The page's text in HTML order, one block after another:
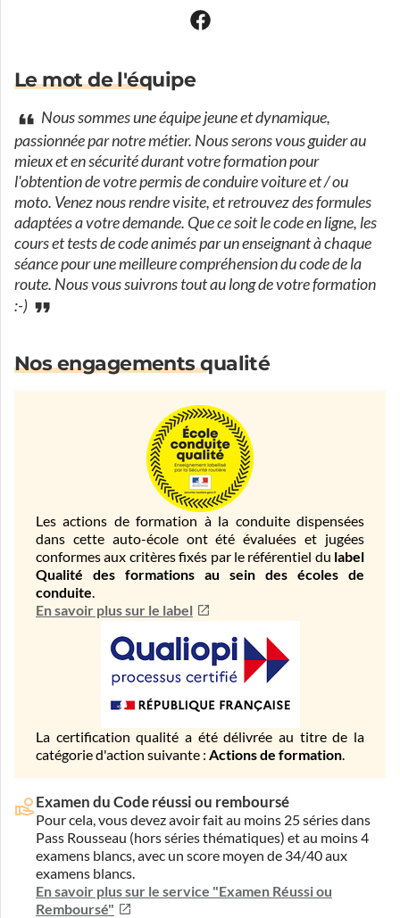
Le mot de l'équipe
Nous sommes une équipe jeune et dynamique,
passionnée par notre métier. Nous serons vous guider au
mieux et en sécurité durant votre formation pour
l'obtention de votre permis de conduire voiture et / ou
moto. Venez nous rendre visite, et retrouvez des formules
adaptées a votre demande. Que ce soit le code en ligne, les
cours et tests de code animés par un enseignant à chaque
séance pour une meilleure compréhension du code de la
route. Nous vous suivrons tout au long de votre formation
:-)
Nos engagements qualité
Les actions de formation à la conduite dispensées
dans cette auto-école ont été évaluées et jugées
conformes aux critères fixés par le référentiel du label
Qualité des formations au sein des écoles de
conduite.
En savoir plus sur le label
La certification qualité a été délivrée au titre de la
catégorie d'action suivante : Actions de formation.
Examen du Code réussi ou remboursé
Pour cela, vous devez avoir fait au moins 25 séries dans
Pass Rousseau (hors séries thématiques) et au moins 4
examens blancs, avec un score moyen de 34/40 aux
examens blancs.
En savoir plus sur le service "Examen Réussi ou
Remboursé"